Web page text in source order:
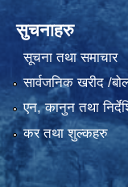
सुचनाहरु
सूचना तथा समाचार
सार्वजनिक खरीद /
एन, कानुन तथा
कर तथा शुल्कहरु